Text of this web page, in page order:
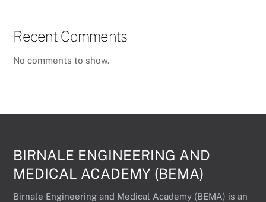
Recent Comments
No comments to show.
BIRNALE ENGINEERING AND
MEDICAL ACADEMY (BEMA)
Birnale Engineering and Medical Academy (BEMA) is an